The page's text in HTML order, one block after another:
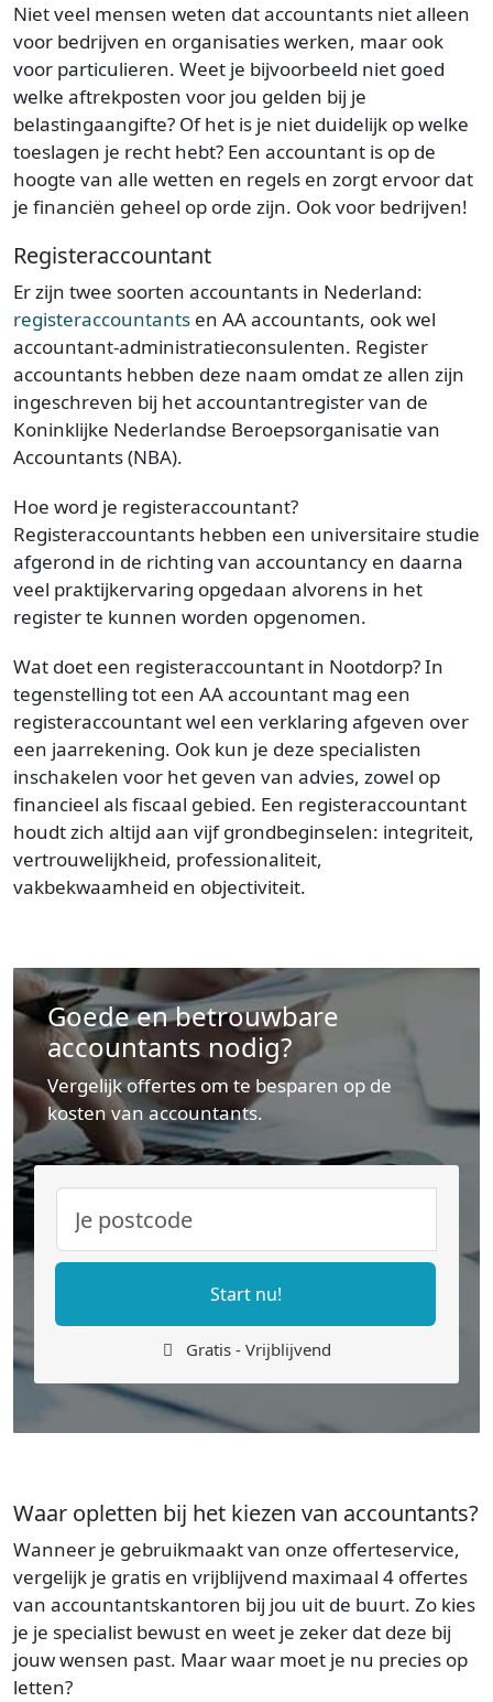
Niet veel mensen weten dat accountants niet alleen
voor bedrijven en organisaties werken, maar ook
voor particulieren. Weet je bijvoorbeeld niet goed
welke aftrekposten voor jou gelden bij je
belastingaangifte? Of het is je niet duidelijk op welke
toeslagen je recht hebt? Een accountant is op de
hoogte van alle wetten en regels en zorgt ervoor dat
je financiën geheel op orde zijn. Ook voor bedrijven!
Registeraccountant
Er zijn twee soorten accountants in Nederland:
registeraccountants en AA accountants, ook wel
accountant-administratieconsulenten. Register
accountants hebben deze naam omdat ze allen zijn
ingeschreven bij het accountantregister van de
Koninklijke Nederlandse Beroepsorganisatie van
Accountants (NBA).
Hoe word je registeraccountant?
Registeraccountants hebben een universitaire studie
afgerond in de richting van accountancy en daarna
veel praktijkervaring opgedaan alvorens in het
register te kunnen worden opgenomen.
Wat doet een registeraccountant in Nootdorp? In
tegenstelling tot een AA accountant mag een
registeraccountant wel een verklaring afgeven over
een jaarrekening. Ook kun je deze specialisten
inschakelen voor het geven van advies, zowel op
financieel als fiscaal gebied. Een registeraccountant
houdt zich altijd aan vijf grondbeginselen: integriteit,
vertrouwelijkheid, professionaliteit,
vakbekwaamheid en objectiviteit.
Goede en betrouwbare
accountants nodig?
Vergelijk offertes om te besparen op de
kosten van accountants.
Start nu!
Gratis - Vrijblijvend
Waar opletten bij het kiezen van accountants?
Wanneer je gebruikmaakt van onze offerteservice,
vergelijk je gratis en vrijblijvend maximaal 4 offertes
van accountantskantoren bij jou uit de buurt. Zo kies
je je specialist bewust en weet je zeker dat deze bij
jouw wensen past. Maar waar moet je nu precies op
letten?